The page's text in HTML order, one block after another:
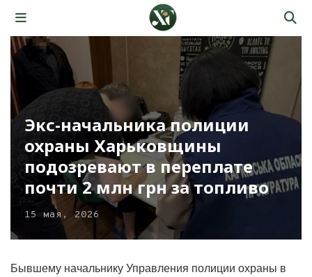
Экс-начальника полиции
охраны Харьковщины
подозревают в переплате
почти 2 млн грн за топливо
15 мая, 2026
Бывшему начальнику Управления полиции охраны в